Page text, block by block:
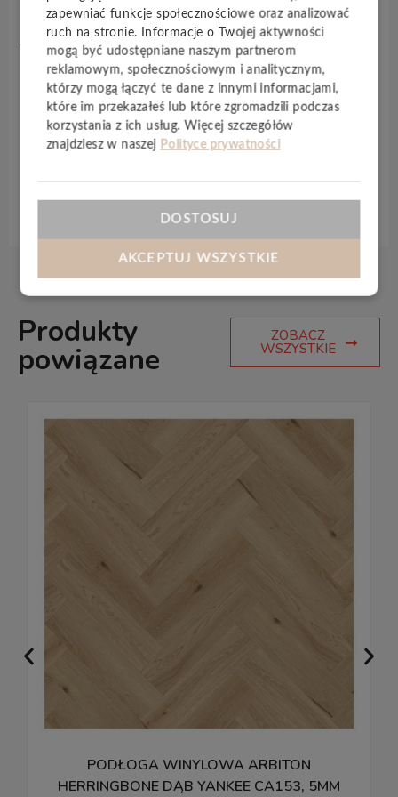
Specyfikacja techniczna
zmniejszonej zawartości zmiękczaczy idealnie
sprawdzi się w salonie, kuchni czy przedpokoju.
Podłogę można układać jako pływającą lub klejoną
— w zależności od potrzeb i warunków.Odporna na
wodę,trwała iłatwa w czyszczeniu . Jej skład oparty
na oleju z soi sprawia, że jest bezpieczna dla zdrowia
i przyjazna środowisku.
Produkty
powiązane
ZOBACZ
WSZYSTKIE
PODŁOGA WINYLOWA ARBITON
HERRINGBONE DĄB YANKEE CA153, 5MM
zapewniać funkcje społecznościowe oraz analizować
ruch na stronie. Informacje o Twojej aktywności
mogą być udostępniane naszym partnerom
reklamowym, społecznościowym i analitycznym,
którzy mogą łączyć te dane z innymi informacjami,
które im przekazałeś lub które zgromadzili podczas
korzystania z ich usług. Więcej szczegółów
znajdziesz w naszej Polityce prywatności
DOSTOSUJ
AKCEPTUJ WSZYSTKIE